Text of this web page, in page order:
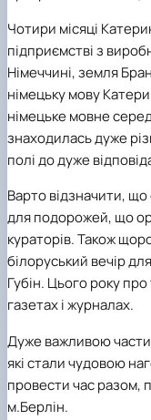
та
Чотири місяці
підприємстві з
Німеччині, земля
німецьку мову
німецьке мовне
знаходилась дуже
полі до дуже
Варто відзначити, що
для подорожей, що
кураторів. Також
білоруський вечір
Губін. Цього року
газетах і журналах.
Дуже важливою
які стали чудовою
провести час разом,
м.Берлін.